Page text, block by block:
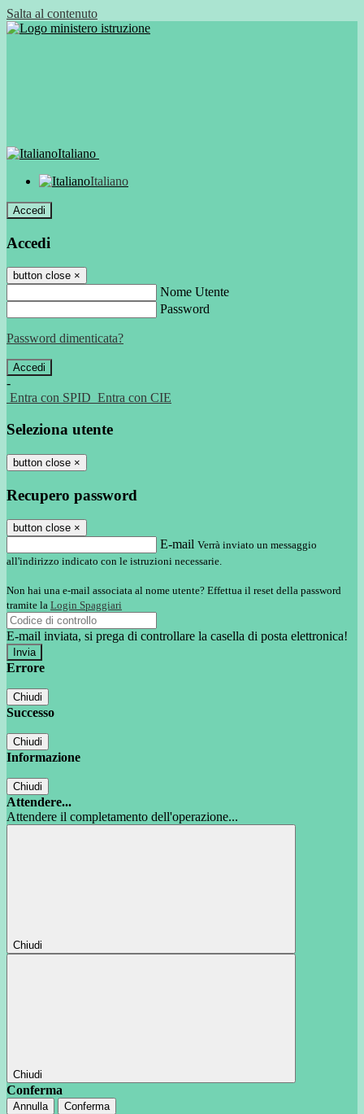
Salta al contenuto
Italiano
Italiano
Accedi
Accedi
button close ×
Nome Utente
Password
Password dimenticata?
-
Entra con SPID Entra con CIE
Seleziona utente
button close ×
Recupero password
button close ×
E-mail Verrà inviato un messaggio
all'indirizzo indicato con le istruzioni necessarie.
Non hai una e-mail associata al nome utente? Effettua il reset della password
tramite la Login Spaggiari
E-mail inviata, si prega di controllare la casella di posta elettronica!
Errore
Chiudi
Successo
Chiudi
Informazione
Chiudi
Attendere...
Attendere il completamento dell'operazione...
Chiudi
Chiudi
Conferma
Annulla Conferma